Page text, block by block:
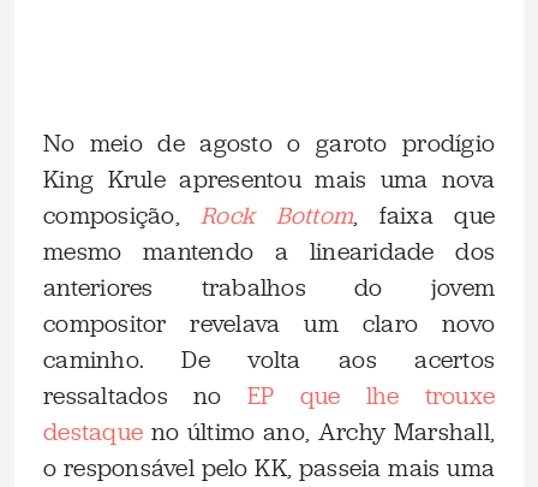
No meio de agosto o garoto prodígio
King Krule apresentou mais uma nova
composição,Rock Bottom, faixa que
mesmo mantendo a linearidade dos
anteriores trabalhos do jovem
compositor revelava um claro novo
caminho. De volta aos acertos
ressaltados no EP que lhe trouxe
destaque no último ano, Archy Marshall,
o responsável pelo KK, passeia mais uma